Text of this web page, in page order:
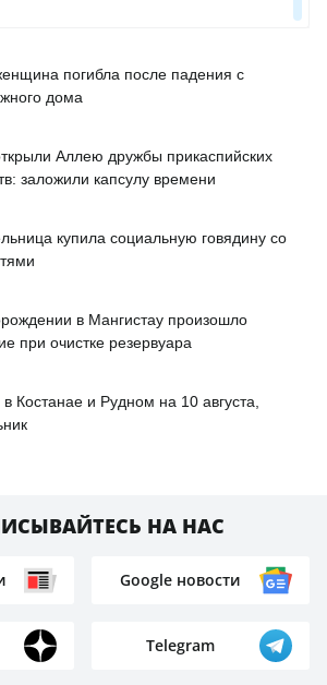
погибла после падения с
дома
Аллею дружбы прикаспийских
заложили капсулу времени
купила социальную говядину со
в Мангистау произошло
при очистке резервуара
Костанае и Рудном на 10 августа,
НА НАС
Google новости
Telegram